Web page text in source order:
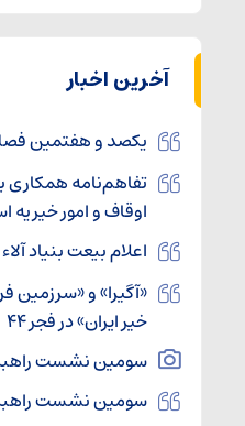
آخرین اخبار
یکصد و هفتمین
تفاهم‌نامه همکاری
اوقاف و امور
اعلام بیعت بنیاد
«آگیرا» و «سرزمین
خیر ایران» در فجر ۴۴
سومین نشست
سومین نشست